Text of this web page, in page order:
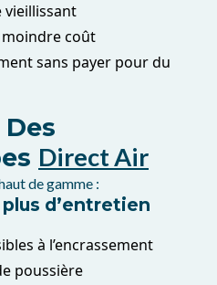
vieillissant
coût
sans payer pour du
Direct Air
de gamme :
d’entretien
à l’encrassement
poussière